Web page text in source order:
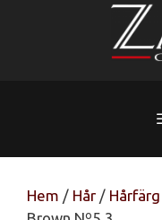
Hem / Hår / Hårfärg